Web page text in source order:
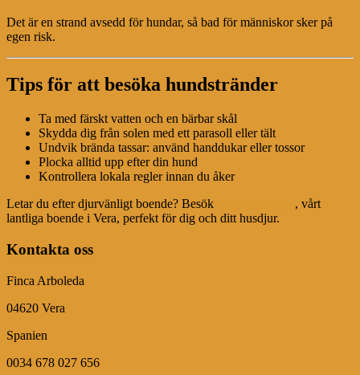
Det är en strand avsedd för hundar, så bad för människor sker på
egen risk.
Tips för att besöka hundstränder
Ta med färskt vatten och en bärbar skål
Skydda dig från solen med ett parasoll eller tält
Undvik brända tassar: använd handdukar eller tossor
Plocka alltid upp efter din hund
Kontrollera lokala regler innan du åker
Letar du efter djurvänligt boende? Besök
, vårt
lantliga boende i Vera, perfekt för dig och ditt husdjur.
Kontakta oss
Finca Arboleda
04620 Vera
Spanien
0034 678 027 656